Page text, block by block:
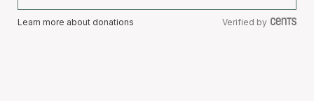
Learn more about donations Verified by